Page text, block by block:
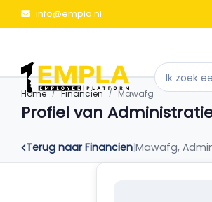
info@empla.nl
Home Financien Mawafg
Profiel van
Terug naar Financien|Mawafg,